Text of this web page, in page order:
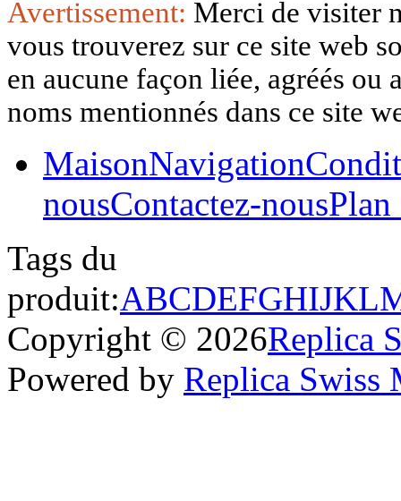
Avertissement: Merci de visiter
vous trouverez sur ce site web
en aucune façon liée, agréés
noms mentionnés dans ce site
MaisonNavigation
nousContactez-nousPlan
Tags du
produit:ABCDEFGHIJKL
Copyright © 2026Replica
Powered by Replica Swiss